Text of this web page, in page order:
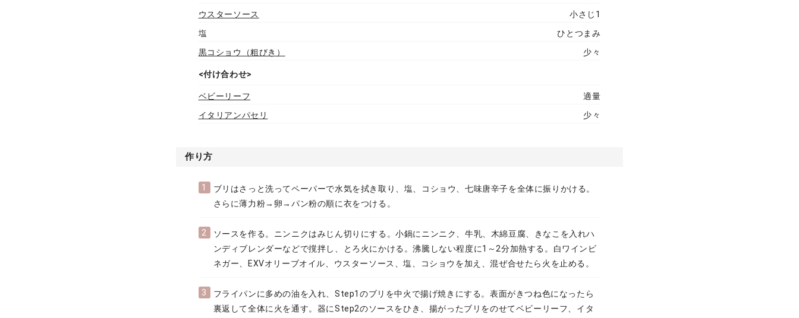
ウスターソース
小さじ1
塩
ひとつまみ
黒コショウ（粗びき）
少々
<付け合わせ>
ベビーリーフ
適量
イタリアンパセリ
少々
作り方
1
ブリはさっと洗ってペーパーで水気を拭き取り、塩、コショウ、七味唐辛子を全体に振りかける。
さらに薄力粉→卵→パン粉の順に衣をつける。
2
ソースを作る。ニンニクはみじん切りにする。小鍋にニンニク、牛乳、木綿豆腐、きなこを入れハ
ンディブレンダーなどで撹拌し、とろ火にかける。沸騰しない程度に1～2分加熱する。白ワインビ
ネガー、EXVオリーブオイル、ウスターソース、塩、コショウを加え、混ぜ合せたら火を止める。
3
フライパンに多めの油を入れ、Step1のブリを中火で揚げ焼きにする。表面がきつね色になったら
裏返して全体に火を通す。器にStep2のソースをひき、揚がったブリをのせてベビーリーフ、イタ